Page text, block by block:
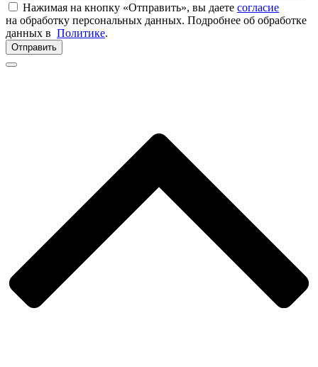
Нажимая на кнопку «Отправить», вы даете согласие
на обработку персональных данных. Подробнее об обработке
данных в Политике.
Отправить